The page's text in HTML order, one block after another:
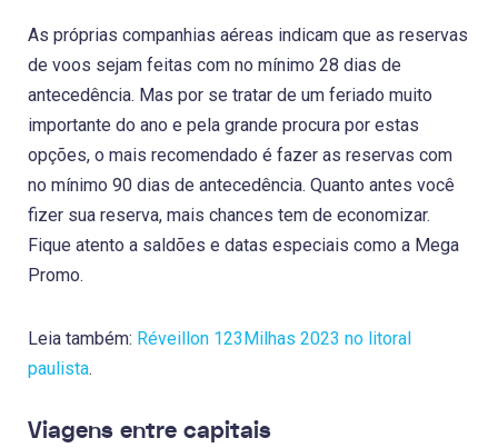
As próprias companhias aéreas indicam que as reservas
de voos sejam feitas com no mínimo 28 dias de
antecedência. Mas por se tratar de um feriado muito
importante do ano e pela grande procura por estas
opções, o mais recomendado é fazer as reservas com
no mínimo 90 dias de antecedência. Quanto antes você
fizer sua reserva, mais chances tem de economizar.
Fique atento a saldões e datas especiais como a Mega
Promo.
Leia também: Réveillon 123Milhas 2023 no litoral
paulista.
Viagens entre capitais